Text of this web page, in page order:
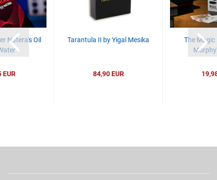
Natera's Oil
EUR
Tarantula II by Yigal Mesika
84,90 EUR
The Magic